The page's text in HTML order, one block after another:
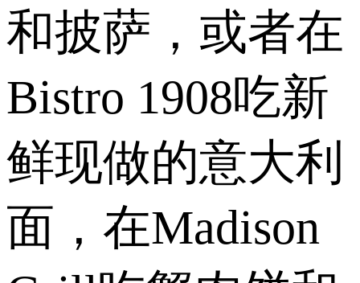
和披萨，或者在
Bistro 1908吃新
鲜现做的意大利
面，在Madison